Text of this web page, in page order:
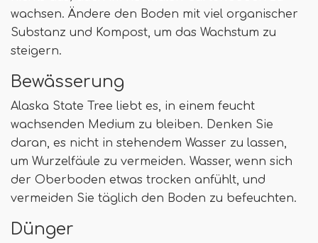
wachsen. Ändere den Boden mit viel organischer
Substanz und Kompost, um das Wachstum zu
steigern.
Bewässerung
Alaska State Tree liebt es, in einem feucht
wachsenden Medium zu bleiben. Denken Sie
daran, es nicht in stehendem Wasser zu lassen,
um Wurzelfäule zu vermeiden. Wasser, wenn sich
der Oberboden etwas trocken anfühlt, und
vermeiden Sie täglich den Boden zu befeuchten.
Dünger